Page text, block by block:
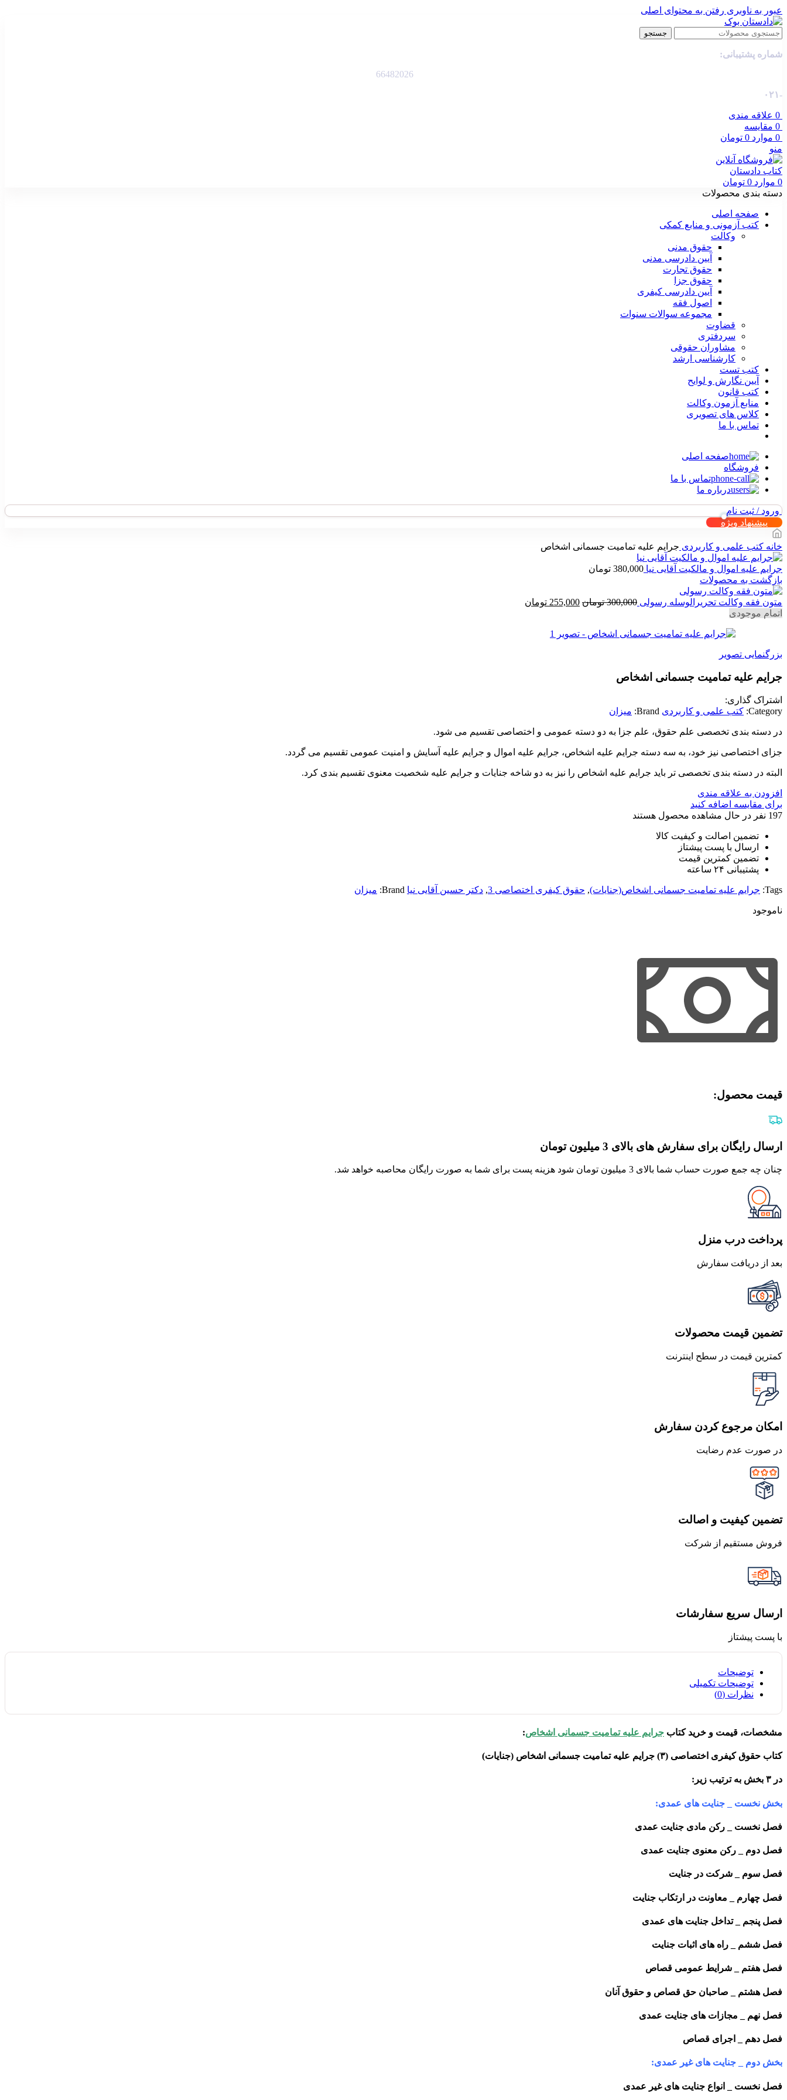
عبور به ناوبری رفتن به محتوای اصلی
جستجو
شماره پشتیبانی:
66482026
-۰۲۱
0 علاقه مندی
0 مقایسه
0 موارد 0 تومان
منو
0 موارد 0 تومان
دسته بندی محصولات
صفحه اصلی
کتب آزمونی و منابع کمکی
وکالت
حقوق مدنی
آیین دادرسی مدنی
حقوق تجارت
حقوق جزا
آیین دادرسی کیفری
اصول فقه
مجموعه سوالات سنوات
قضاوت
سردفتری
مشاوران حقوقی
کارشناسی ارشد
کتب تست
آیین نگارش و لوایح
کتب قانون
منابع آزمون وکالت
کلاس های تصویری
تماس با ما
صفحه اصلی
فروشگاه
تماس با ما
درباره ما
ورود / ثبت نام
پیشنهاد ویژه
خانه کتب علمی و کاربردی جرایم علیه تمامیت جسمانی اشخاص
جرایم علیه اموال و مالکیت آقایی نیا 380,000 تومان
بازگشت به محصولات
متون فقه وکالت تحریرالوسله رسولی 300,000 تومان قیمت
بود.
255,000 تومان
اتمام موجودی
بزرگنمایی تصویر
جرایم علیه تمامیت جسمانی اشخاص
اشتراک گذاری:
Category: کتب علمی و کاربردی Brand: میزان
در دسته بندی تخصصی علم حقوق، علم جزا به دو دسته عمومی و اختصاصی تقسیم می شود.
جزای اختصاصی نیز خود، به سه دسته جرایم علیه اشخاص، جرایم علیه اموال و جرایم علیه آسایش و امنیت عمومی تقسیم می گردد.
البته در دسته بندی تخصصی تر باید جرایم علیه اشخاص را نیز به دو شاخه جنایات و جرایم علیه شخصیت معنوی تقسیم بندی کرد.
افزودن به علاقه مندی
برای مقایسه اضافه کنید
197 نفر در حال مشاهده محصول هستند
تضمین اصالت و کیفیت کالا
ارسال با پست پیشتاز
تضمین کمترین قیمت
پشتیبانی ۲۴ ساعته
Tags: جرایم علیه تمامیت جسمانی اشخاص(جنایات), حقوق کیفری اختصاصی 3 , دکتر حسین آقایی نیا Brand: میزان
ناموجود
قیمت محصول:​
ارسال رایگان برای سفارش های بالای 3 میلیون تومان
چنان چه جمع صورت حساب شما بالای 3 میلیون تومان شود هزینه پست برای شما به صورت رایگان محاصبه خواهد شد.
پرداخت درب منزل
بعد از دریافت سفارش
تضمین قیمت محصولات
کمترین قیمت در سطح اینترنت
امکان مرجوع کردن سفارش
در صورت عدم رضایت
تضمین کیفیت و اصالت
فروش مستقیم از شرکت
ارسال سریع سفارشات
با پست پیشتاز
توضیحات
توضیحات تکمیلی
نظرات (0)
مشخصات، قیمت و خرید کتاب جرایم علیه تمامیت جسمانی اشخاص:
کتاب حقوق کیفری اختصاصی (۳) جرایم علیه تمامیت جسمانی اشخاص (جنایات)
در ۳ بخش به ترتیب زیر:
بخش نخست _ جنایت های عمدی:
فصل نخست _ رکن مادی جنایت عمدی
فصل دوم _ رکن معنوی جنایت عمدی
فصل سوم _ شرکت در جنایت
فصل چهارم _ معاونت در ارتکاب جنایت
فصل پنجم _ تداخل جنایت های عمدی
فصل ششم _ راه های اثبات جنایت
فصل هفتم _ شرایط عمومی قصاص
فصل هشتم _ صاحبان حق قصاص و حقوق آنان
فصل نهم _ مجازات های جنایت عمدی
فصل دهم _ اجرای قصاص
بخش دوم _ جنایت های غیر عمدی:
فصل نخست _ انواع جنایت های غیر عمدی